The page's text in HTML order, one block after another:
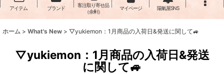
アイテム ブランド
客注取り寄せ品
（余剰）
マイページ 陽氣屋SNS
ホーム > What's New > ▽yukiemon：1月商品の入荷日&発送に関して🚙
▽yukiemon：1月商品の入荷日&発送
に関して🚙